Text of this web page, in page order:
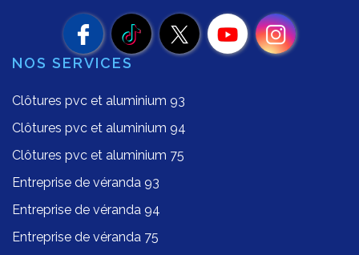
NOS SERVICES
Clôtures pvc et aluminium 93
Clôtures pvc et aluminium 94
Clôtures pvc et aluminium 75
Entreprise de véranda 93
Entreprise de véranda 94
Entreprise de véranda 75